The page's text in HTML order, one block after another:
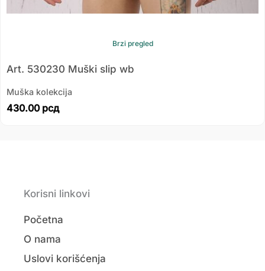
Brzi pregled
Art. 530230 Muški slip wb
Muška kolekcija
430.00 рсд
Korisni linkovi
Početna
O nama
Uslovi korišćenja